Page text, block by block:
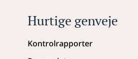
Hurtige genveje
Kontrolrapporter